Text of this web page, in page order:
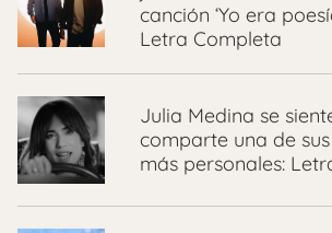
canción ‘Yo era
Letra Completa
Julia Medina se
comparte una de
más personales: